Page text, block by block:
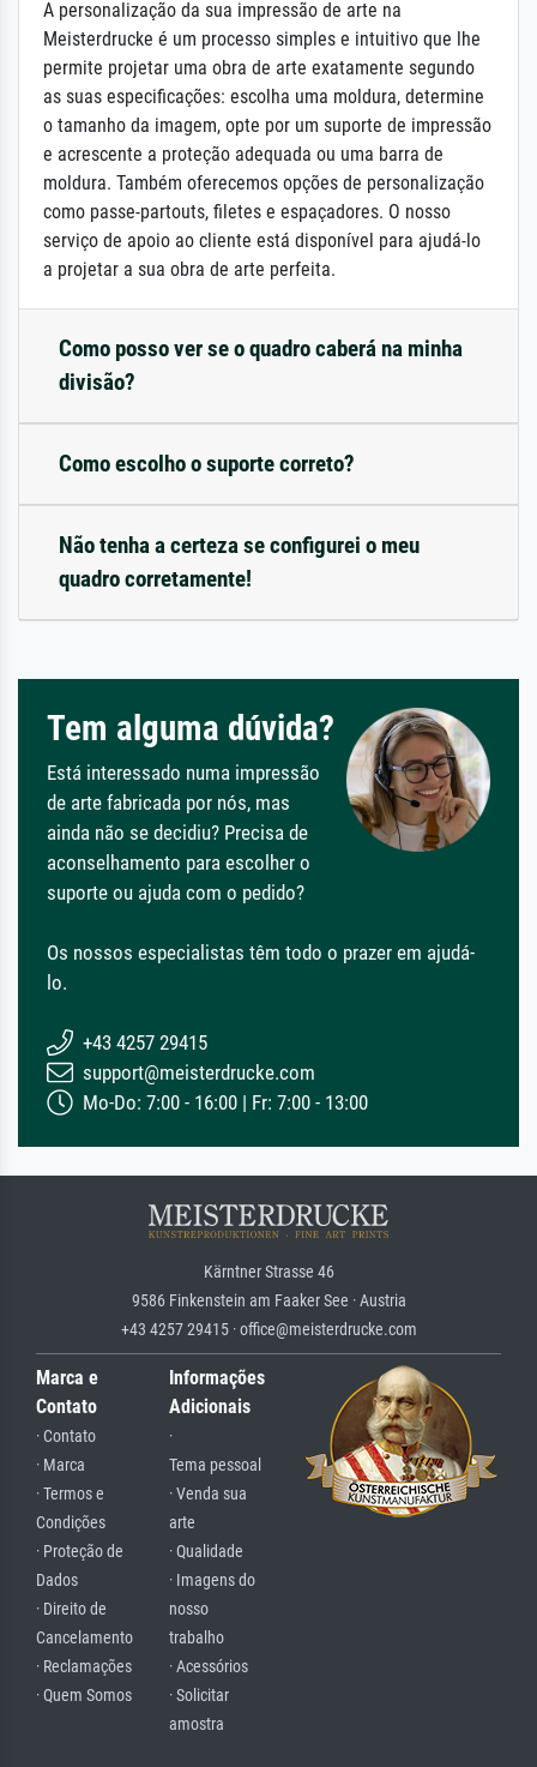
A personalização da sua impressão de arte na
Meisterdrucke é um processo simples e intuitivo que lhe
permite projetar uma obra de arte exatamente segundo
as suas especificações: escolha uma moldura, determine
o tamanho da imagem, opte por um suporte de impressão
e acrescente a proteção adequada ou uma barra de
moldura. Também oferecemos opções de personalização
como passe-partouts, filetes e espaçadores. O nosso
serviço de apoio ao cliente está disponível para ajudá-lo
a projetar a sua obra de arte perfeita.
Como posso ver se o quadro caberá na minha
divisão?
Como escolho o suporte correto?
Não tenha a certeza se configurei o meu
quadro corretamente!
Tem alguma dúvida?
Está interessado numa impressão
de arte fabricada por nós, mas
ainda não se decidiu? Precisa de
aconselhamento para escolher o
suporte ou ajuda com o pedido?
Os nossos especialistas têm todo o prazer em ajudá-
lo.
+43 4257 29415
support@meisterdrucke.com
Mo-Do: 7:00 - 16:00 | Fr: 7:00 - 13:00
Kärntner Strasse 46
9586 Finkenstein am Faaker See · Austria
+43 4257 29415 · office@meisterdrucke.com
Marca e
Contato
· Contato
· Marca
· Termos e
Condições
· Proteção de
Dados
· Direito de
Cancelamento
· Reclamações
· Quem Somos
Informações
Adicionais
·
Tema pessoal
· Venda sua
arte
· Qualidade
· Imagens do
nosso
trabalho
· Acessórios
· Solicitar
amostra